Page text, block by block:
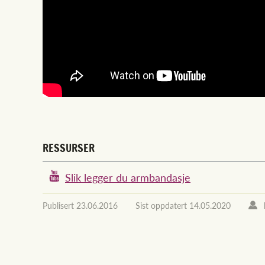
RESSURSER
Slik legger du armbandasje
Publisert 23.06.2016 Sist oppdatert 14.05.2020